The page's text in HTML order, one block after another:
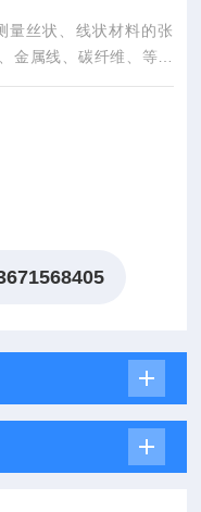
量丝状、线状材料的张
金属线、碳纤维、等行
同提供专门设计的测量